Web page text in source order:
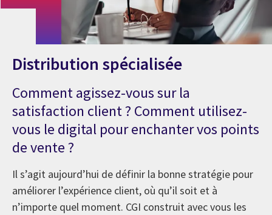
Distribution spécialisée
Comment agissez-vous sur la
satisfaction client ? Comment utilisez-
vous le digital pour enchanter vos points
de vente ?
Il s’agit aujourd’hui de définir la bonne stratégie pour
améliorer l’expérience client, où qu’il soit et à
n’importe quel moment. CGI construit avec vous les